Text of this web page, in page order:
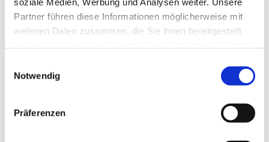
Partner führen diese Informationen möglicherweise mit
weiteren Daten zusammen, die Sie ihnen bereitgestellt
Notwendig
Präferenzen
Dies könnte Sie auch
interessieren